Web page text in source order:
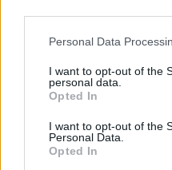
Please note that this
not limited to your visit or
grant or deny consent to
use your data for below
consent section.
Personal Data
I want to opt-out of the
personal data.
Opted In
I want to opt-out of the
Personal Data.
Opted In
Share:
Ακολουθήστε το Νewsit.gr
ενημερωθείτε πρώτοι για
τελευταία νέα